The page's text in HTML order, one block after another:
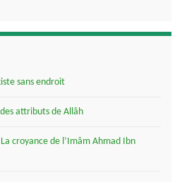
sans endroit
attributs de Allâh
croyance de l’Imâm Ahmad Ibn